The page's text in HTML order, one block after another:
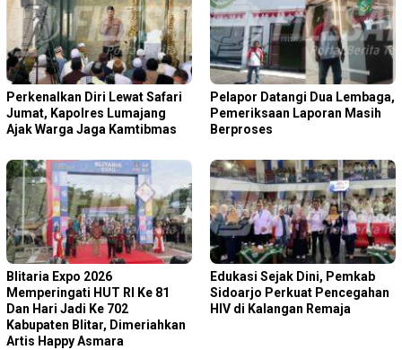
Perkenalkan Diri Lewat Safari
Jumat, Kapolres Lumajang
Ajak Warga Jaga Kamtibmas
Pelapor Datangi Dua Lembaga,
Pemeriksaan Laporan Masih
Berproses
Blitaria Expo 2026
Memperingati HUT RI Ke 81
Dan Hari Jadi Ke 702
Kabupaten Blitar, Dimeriahkan
Artis Happy Asmara
Edukasi Sejak Dini, Pemkab
Sidoarjo Perkuat Pencegahan
HIV di Kalangan Remaja